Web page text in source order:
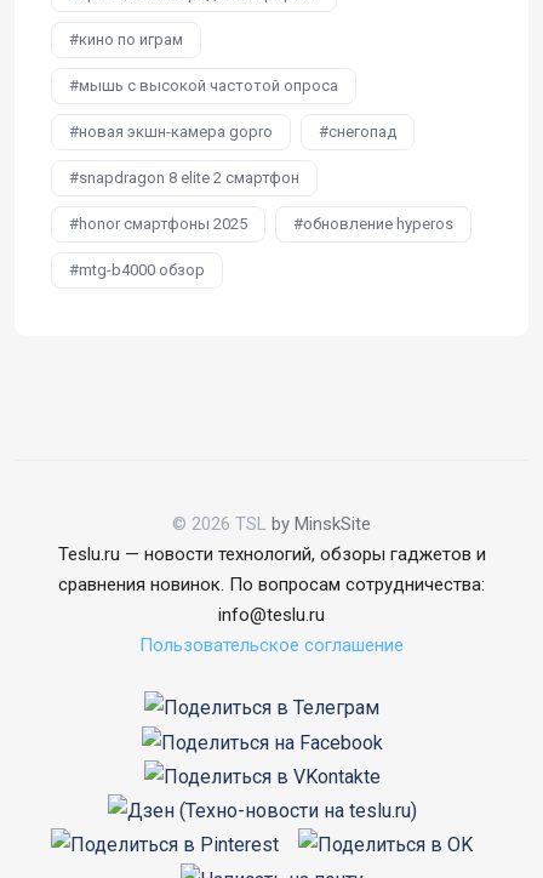
кино по играм
мышь с высокой частотой опроса
новая экшн-камера gopro снегопад
snapdragon 8 elite 2 смартфон
honor смартфоны 2025 обновление hyperos
mtg-b4000 обзор
© 2026 TSL by MinskSite
Teslu.ru — новости технологий, обзоры гаджетов и
сравнения новинок. По вопросам сотрудничества:
info@teslu.ru
Пользовательское соглашение